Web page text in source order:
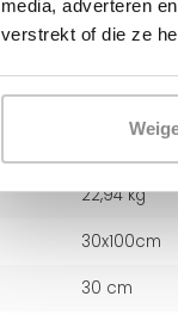
media, adverteren
verstrekt of die ze
2463330100
22,94 kg
30x100cm
30 cm